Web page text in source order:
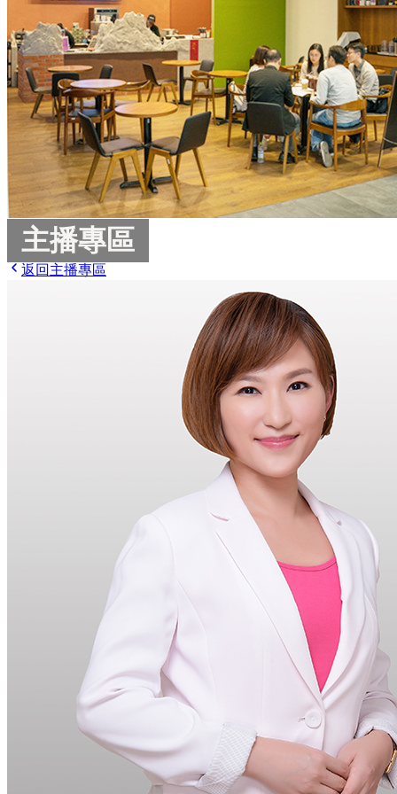
主播專區
返回主播專區